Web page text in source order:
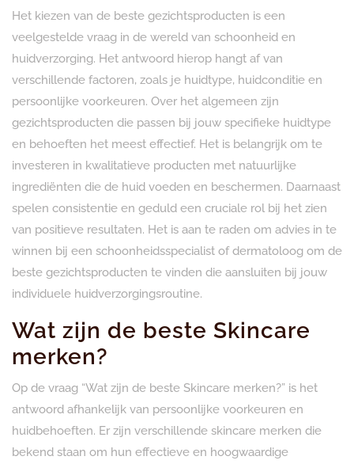
Het kiezen van de beste gezichtsproducten is een
veelgestelde vraag in de wereld van schoonheid en
huidverzorging. Het antwoord hierop hangt af van
verschillende factoren, zoals je huidtype, huidconditie en
persoonlijke voorkeuren. Over het algemeen zijn
gezichtsproducten die passen bij jouw specifieke huidtype
en behoeften het meest effectief. Het is belangrijk om te
investeren in kwalitatieve producten met natuurlijke
ingrediënten die de huid voeden en beschermen. Daarnaast
spelen consistentie en geduld een cruciale rol bij het zien
van positieve resultaten. Het is aan te raden om advies in te
winnen bij een schoonheidsspecialist of dermatoloog om de
beste gezichtsproducten te vinden die aansluiten bij jouw
individuele huidverzorgingsroutine.
Wat zijn de beste Skincare
merken?
Op de vraag “Wat zijn de beste Skincare merken?” is het
antwoord afhankelijk van persoonlijke voorkeuren en
huidbehoeften. Er zijn verschillende skincare merken die
bekend staan om hun effectieve en hoogwaardige